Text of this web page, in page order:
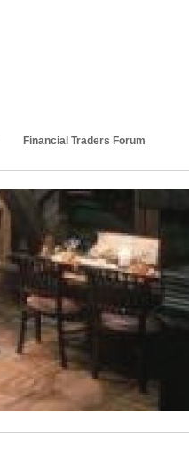
Financial Traders Forum